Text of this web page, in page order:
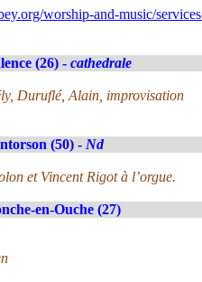
worship-and-music/
(26) - cathedrale
Duruflé, Alain, improvisation
(50) - Nd
et Vincent Rigot à l’orgue.
en-Ouche (27)